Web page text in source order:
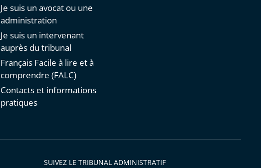
Je suis un avocat ou une
administration
Je suis un intervenant
auprès du tribunal
Français Facile à lire et à
comprendre (FALC)
Contacts et informations
pratiques
SUIVEZ LE TRIBUNAL ADMINISTRATIF